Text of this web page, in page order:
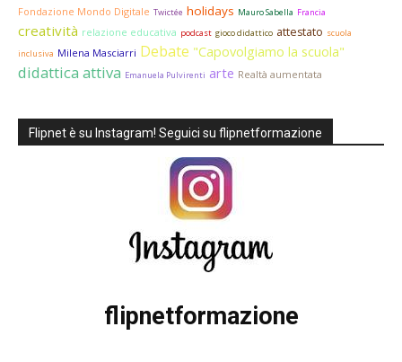
Fondazione Mondo Digitale Twictée holidays Mauro Sabella Francia
creatività relazione educativa podcast gioco didattico attestato scuola
inclusiva Milena Masciarri Debate "Capovolgiamo la scuola"
didattica attiva Emanuela Pulvirenti arte Realtà aumentata
Flipnet è su Instagram! Seguici su flipnetformazione
flipnetformazione